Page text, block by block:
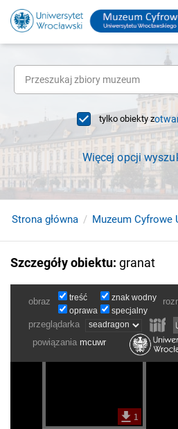
tylko obiekty z
Więcej opcji
Strona główna Muzeum Cyfrowe
Szczegóły obiektu: granat